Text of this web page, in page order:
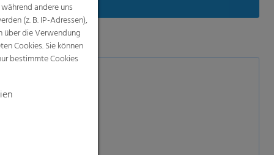
andere uns
(z. B. IP-Adressen),
über die Verwendung
Cookies. Sie können
bestimmte Cookies